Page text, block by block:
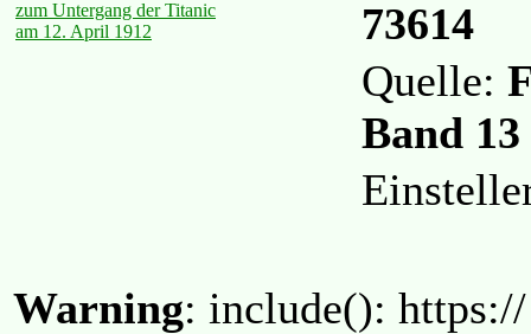
zum Untergang der Titanic
am 12. April 1912
73614
Quelle:
Band
Warning: include():